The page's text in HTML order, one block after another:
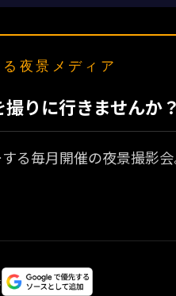
夜景メディア
りに行きませんか？
る毎月開催の夜景撮影会